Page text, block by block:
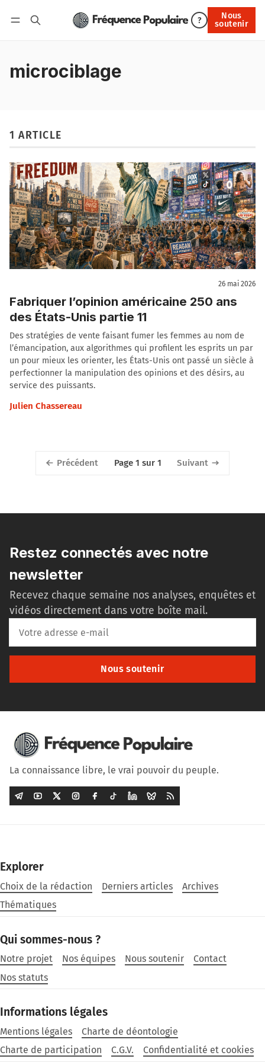
?
Nous
soutenir
Nous soutenir
microciblage
1 ARTICLE
26 mai 2026
Fabriquer l’opinion américaine 250 ans
des États-Unis partie 11
Des stratégies de vente faisant fumer les femmes au nom de
l’émancipation, aux algorithmes qui profilent les esprits un par
un pour mieux les orienter, les États-Unis ont passé un siècle à
perfectionner la manipulation des opinions et des désirs, au
service des puissants.
Julien Chassereau
Précédent Page 1 sur 1 Suivant
Restez connectés avec notre
newsletter
Recevez chaque semaine nos analyses, enquêtes et
vidéos directement dans votre boîte mail.
Nous soutenir
La connaissance libre, le vrai pouvoir du peuple.
Explorer
Choix de la rédaction Derniers articles
Archives
Thématiques
Qui sommes-nous ?
Notre projet Nos équipes Nous soutenir
Contact
Nos statuts
Informations légales
Mentions légales
Charte de déontologie
Charte de participation
C.G.V. Confidentialité et cookies